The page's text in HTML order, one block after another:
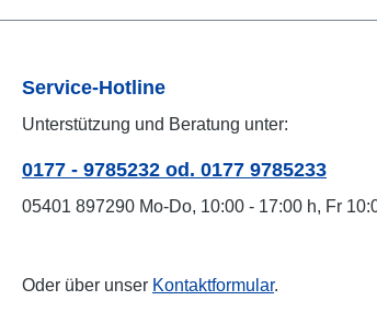
Service-Hotline
Unterstützung und Beratung unter:
0177 - 9785232 od. 0177 9785233
05401 897290 Mo-Do, 10:00 - 17:00 h, Fr
Oder über unser Kontaktformular.